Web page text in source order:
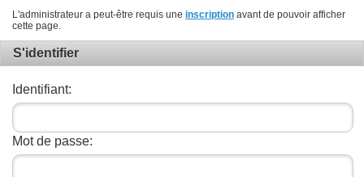
L'administrateur a peut-être requis une inscription avant de pouvoir afficher
cette page.
S'identifier
Identifiant:
Mot de passe: